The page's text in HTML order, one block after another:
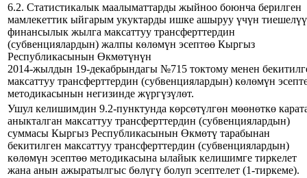
6.2. Статистикалык маалыматтарды жыйноо боюнча берилген
мамлекеттик ыйгарым укуктарды ишке ашыруу үчүн тиешелүү
финансылык жылга максаттуу трансферттердин
(субвенциялардын) жалпы көлөмүн эсептөө Кыргыз
Республикасынын Өкмөтүнүн
2014-жылдын 19-декабрындагы №715 токтому менен
максаттуу трансферттердин (субвенциялардын) көлөмүн
методикасынын негизинде жүргүзүлөт.
Ушул келишимдин 9.2-пунктунда көрсөтүлгөн мөөнөткө
аныкталган максаттуу трансферттердин (субвенциялардын)
суммасы Кыргыз Республикасынын Өкмөтү тарабынан
бекитилген максаттуу трансферттердин (субвенциялардын)
көлөмүн эсептөө методикасына ылайык келишимге тиркелет
жана анын ажыратылгыс бөлүгү болуп эсептелет (1-тиркеме).